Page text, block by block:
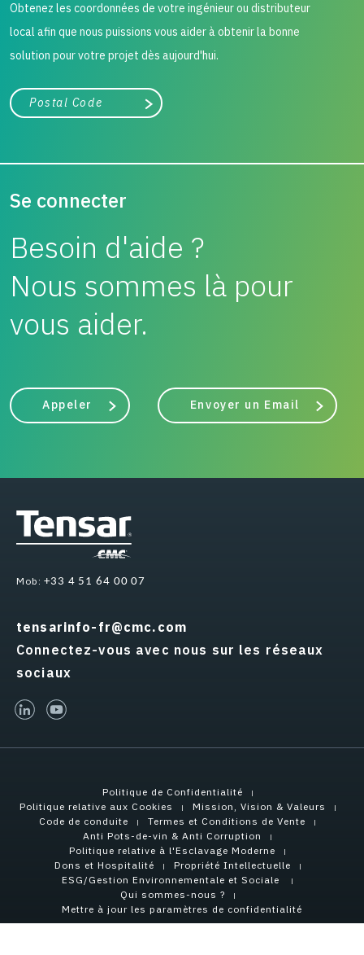
Obtenez les coordonnées de votre ingénieur ou distributeur
local afin que nous puissions vous aider à obtenir la bonne
solution pour votre projet dès aujourd'hui.
Ville, état ou code postal
Chercher
Se connecter
Besoin d'aide ?
Nous sommes là pour
vous aider.
Appeler Envoyer un Email
Mob: +33 4 51 64 00 07
tensarinfo-fr@cmc.com
Connectez-vous avec nous sur les réseaux
sociaux
linked-inyoutube
Politique de Confidentialité
Politique relative aux Cookies
Mission, Vision & Valeurs
Code de conduite
Termes et Conditions de Vente
Anti Pots-de-vin & Anti Corruption
Politique relative à l'Esclavage Moderne
Dons et Hospitalité
Propriété Intellectuelle
ESG/Gestion Environnementale et Sociale
Qui sommes-nous ?
Mettre à jour les paramètres de confidentialité